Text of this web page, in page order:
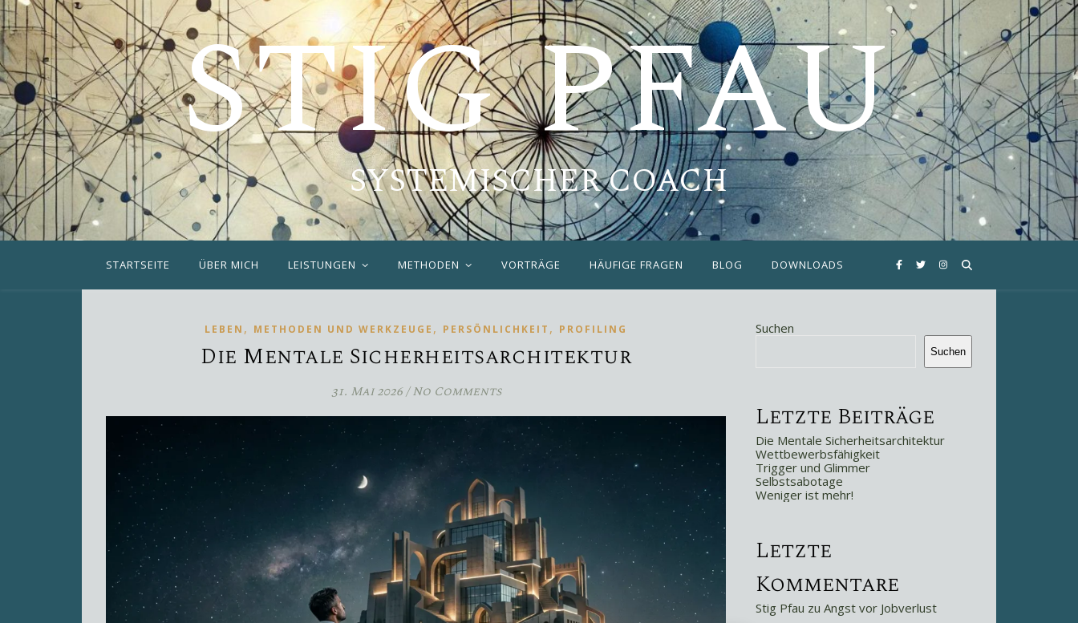
STIG PFAU
SYSTEMISCHER COACH
STARTSEITE ÜBER MICH LEISTUNGEN METHODEN VORTRÄGE HÄUFIGE FRAGEN BLOG DOWNLOADS
LEBEN , METHODEN UND WERKZEUGE , PERSÖNLICHKEIT , PROFILING
Die Mentale Sicherheitsarchitektur
31. Mai 2026/ No Comments
Suchen
Suchen
Letzte Beiträge
Die Mentale Sicherheitsarchitektur
Wettbewerbsfähigkeit
Trigger und Glimmer
Selbstsabotage
Weniger ist mehr!
Letzte
Kommentare
Stig Pfau zu Angst vor Jobverlust